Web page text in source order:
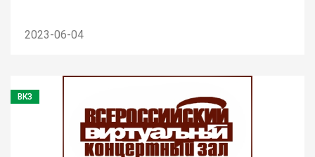
2023-06-04
ВКЗ